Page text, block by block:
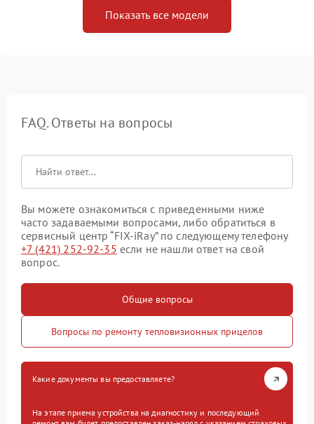
Показать все модели
FAQ. Ответы на вопросы
Вы можете ознакомиться с приведенными ниже
часто задаваемыми вопросами, либо обратиться в
сервисный центр “FIX-iRay” по следующему телефону
+7 (421) 252-92-35 если не нашли ответ на свой
вопрос.
Общие вопросы
Вопросы по ремонту тепловизионных прицелов
Какие документы вы предоставляете?
На этапе приема устройства на диагностику и последующий